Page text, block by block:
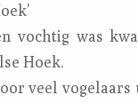
vochtig was
Hoek.
veel